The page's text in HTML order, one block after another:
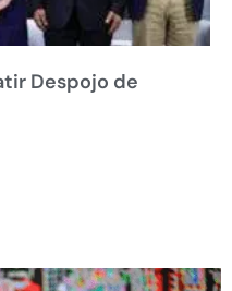
Despojo de